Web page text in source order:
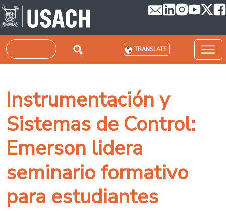
Skip to main content
Search TRANSLATE
Instrumentación y
Sistemas de Control:
Emerson lidera
seminario formativo
para estudiantes